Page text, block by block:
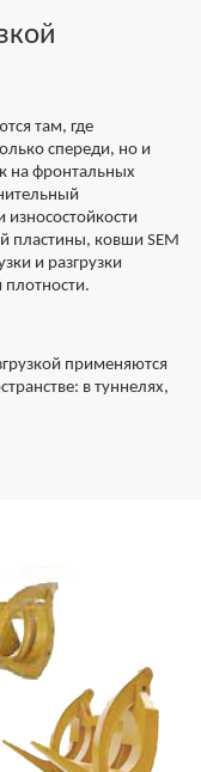
там, где
спереди, но и
на фронтальных
пластины, ковши SEM
и разгрузки
применяются
в туннелях,